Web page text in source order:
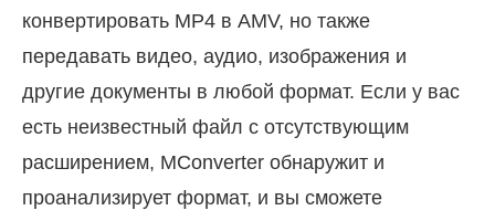
конвертировать MP4 в AMV, но также
передавать видео, аудио, изображения и
другие документы в любой формат. Если у вас
есть неизвестный файл с отсутствующим
расширением, MConverter обнаружит и
проанализирует формат, и вы сможете